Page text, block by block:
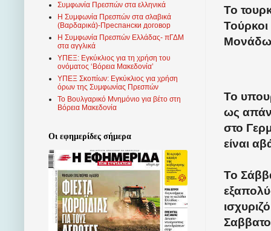
Το
Το
ως
στο
είναι
Το
Συμφωνία Πρεσπών στα ελληνικά
Η Συμφωνία Πρεσπών στα σλαβικά
(Βαρδαρικά)-Преспански договор
Η Συμφωνία Πρεσπών Ελλάδας- πΓΔΜ
στα αγγλικά
ΥΠΕΞ: Εγκύκλιος για τη χρήση του
ονόματος ‘Βόρεια Μακεδονία’
ΥΠΕΞ Σκοπίων: Εγκύκλιος για χρήση
όρων της Συμφωνίας Πρεσπών
Το Βουλγαρικό Μνημόνιο για βέτο στη
Βόρεια Μακεδονία
Οι εφημερίδες σήμερα